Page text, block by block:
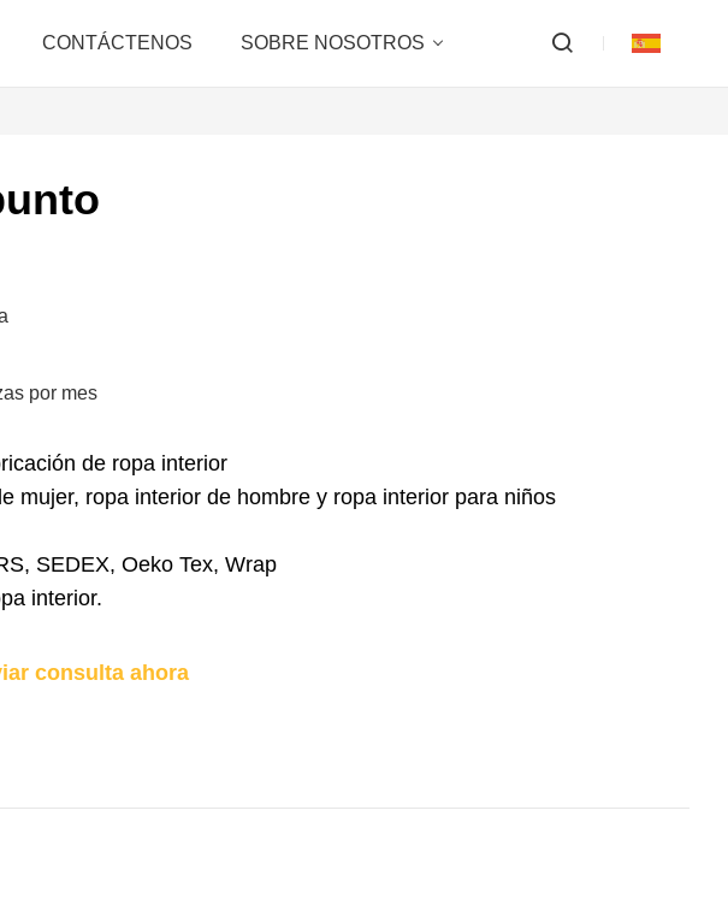
CONTÁCTENOS SOBRE NOSOTROS
por mes
de ropa interior
mujer, ropa interior de hombre y ropa interior para niños
SEDEX, Oeko Tex, Wrap
interior.
consulta ahora